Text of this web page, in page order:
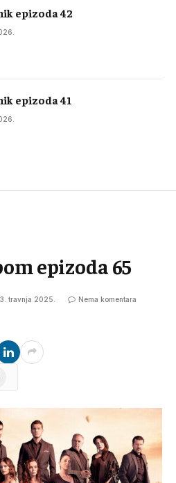
epizoda 42
epizoda 41
epizoda 65
travnja 2025. Nema komentara